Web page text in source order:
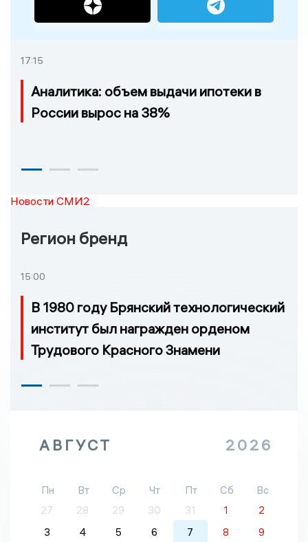
17:15
Аналитика: объем выдачи ипотеки в
России вырос на 38%
Новости СМИ2
Регион бренд
15:00
В 1980 году Брянский технологический
институт был награжден орденом
Трудового Красного Знамени
АВГУСТ 2026
Пн Вт Ср Чт Пт Сб
Вс
27
28 29 30 31 1
2
3
4 5 6 7 8
9